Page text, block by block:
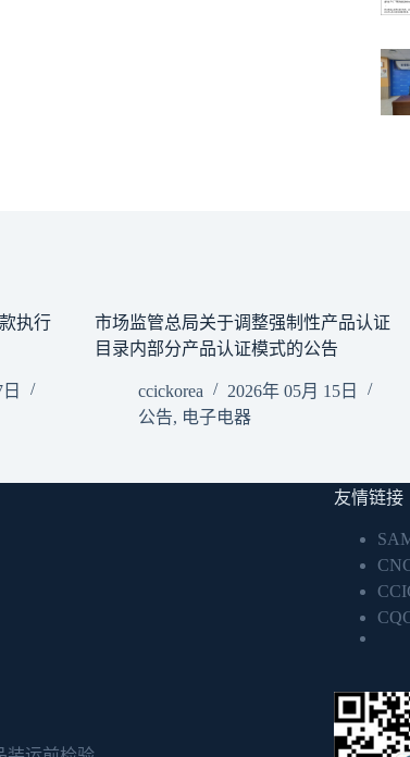
执行
市场监管总局关于调整强制性产品认证
目录内部分产品认证模式的公告
ccickorea
2026年 05月 15日
公告, 电子电器
友情链接